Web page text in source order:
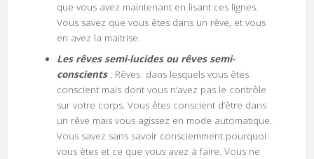
que vous avez maintenant en lisant ces lignes.
Vous savez que vous êtes dans un rêve, et vous
en avez la maitrise.
Les rêves semi-lucides ou rêves semi-
conscients: Rêves dans lesquels vous êtes
conscient mais dont vous n’avez pas le contrôle
sur votre corps. Vous êtes conscient d’être dans
un rêve mais vous agissez en mode automatique.
Vous savez sans savoir consciemment pourquoi
vous êtes et ce que vous avez à faire. Vous ne